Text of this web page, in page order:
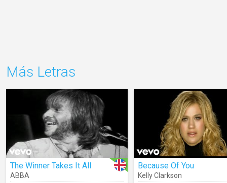
Más Letras
The Winner Takes It All
ABBA
Because Of You
Kelly Clarkson